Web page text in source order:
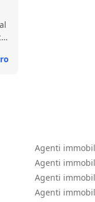
Agenti
Agenti
Agenti
Agenti